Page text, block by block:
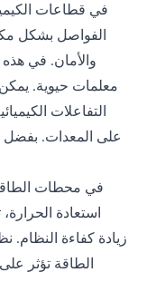
في قطاعات
الفواصل بشكل
والأمان. في هذه
معلمات حيوية.
التفاعلات
على المعدات. بفضل
في محطات
استعادة
زيادة كفاءة النظام.
الطاقة تؤثر